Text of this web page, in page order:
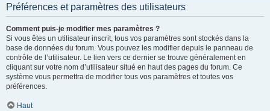
Préférences et paramètres des utilisateurs
Comment puis-je modifier mes paramètres ?
Si vous êtes un utilisateur inscrit, tous vos paramètres sont stockés dans la
base de données du forum. Vous pouvez les modifier depuis le panneau de
contrôle de l’utilisateur. Le lien vers ce dernier se trouve généralement en
cliquant sur votre nom d’utilisateur situé en haut des pages du forum. Ce
système vous permettra de modifier tous vos paramètres et toutes vos
préférences.
Haut